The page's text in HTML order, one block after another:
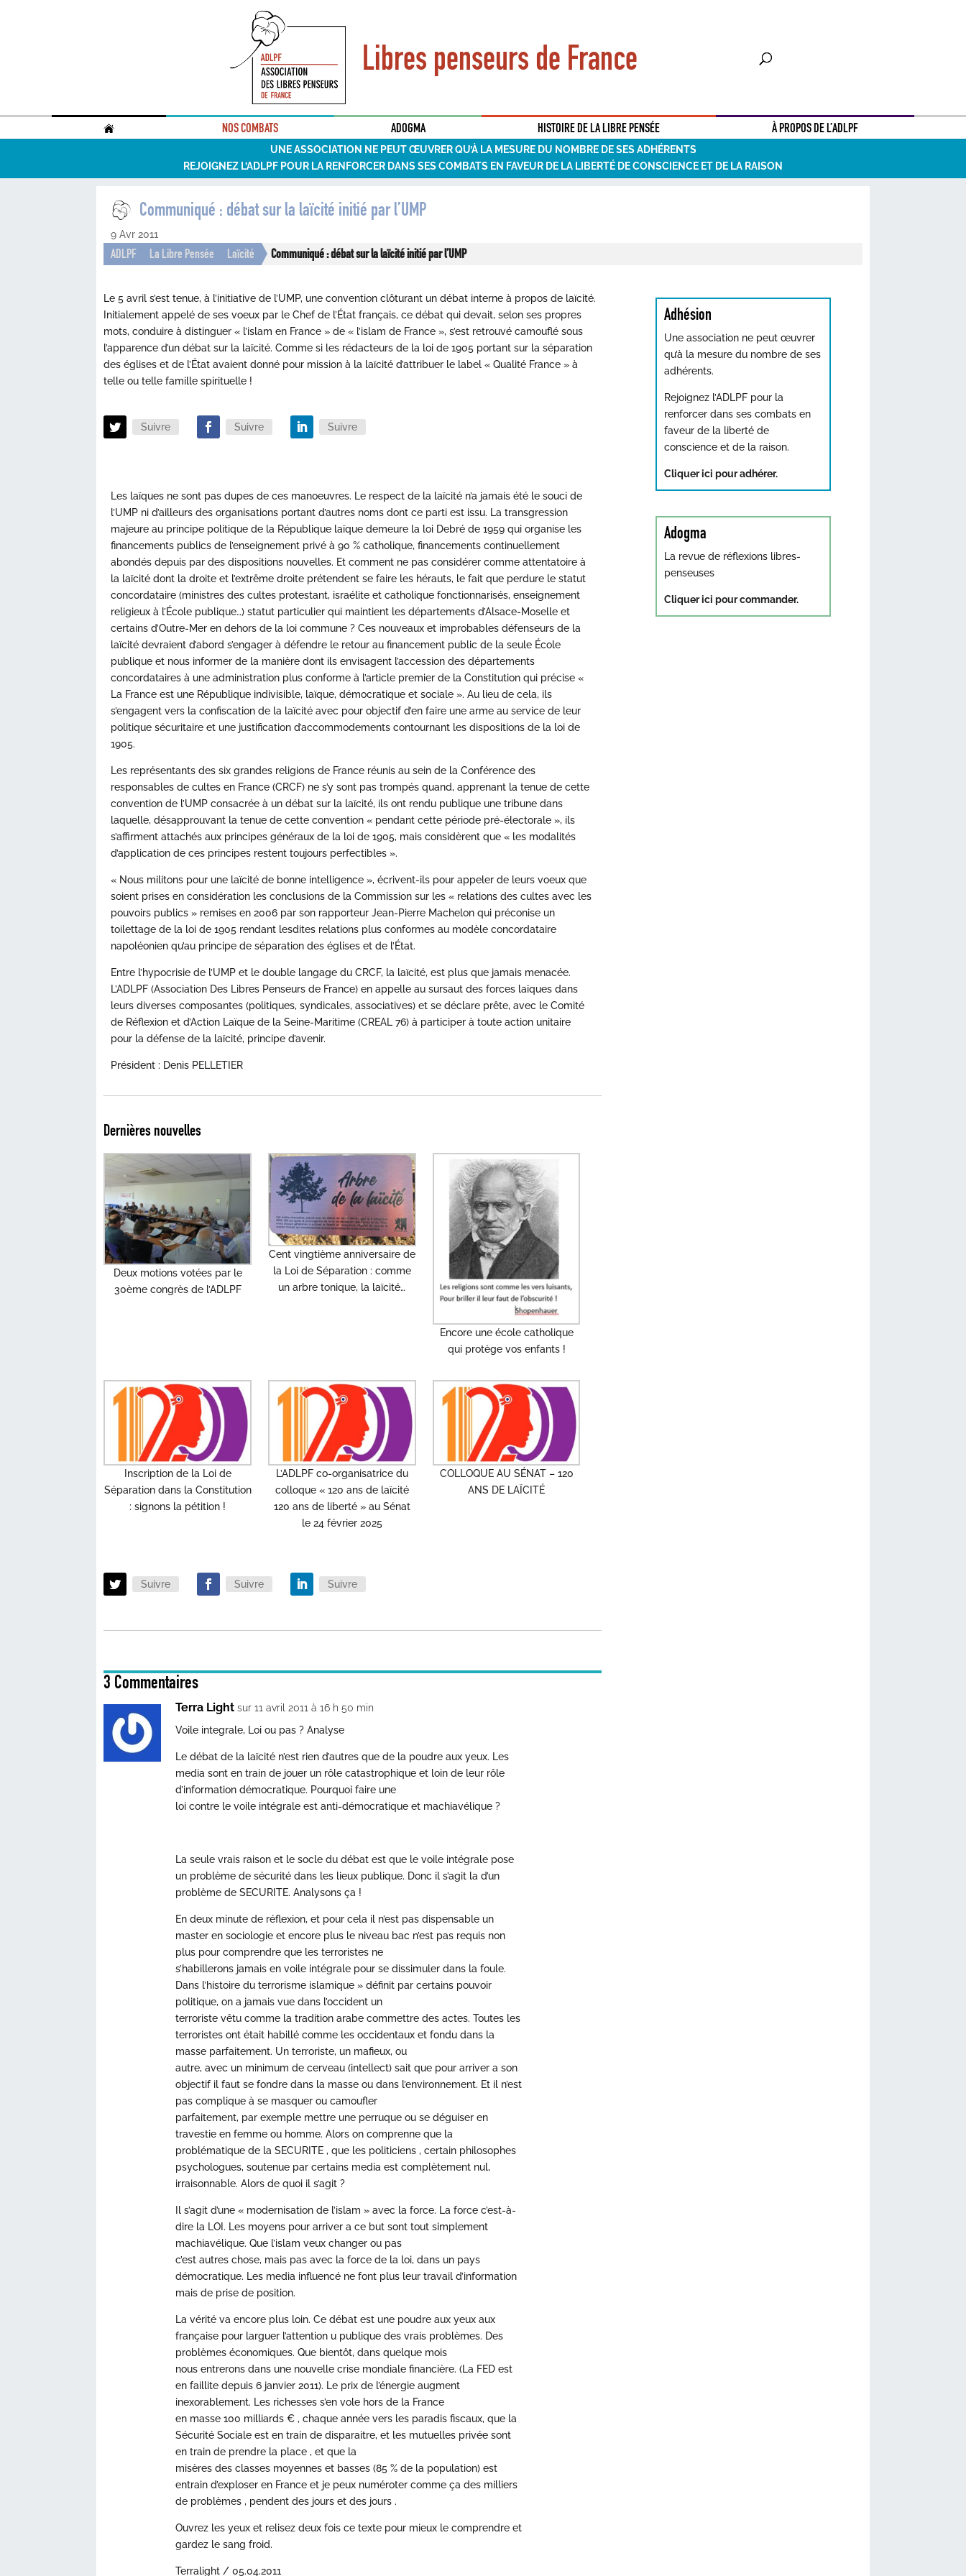
Libres penseurs de France
. NOS COMBATS ADOGMA HISTOIRE DE LA LIBRE PENSÉE À PROPOS DE L’ADLPF
UNE ASSOCIATION NE PEUT ŒUVRER QU’À LA MESURE DU NOMBRE DE SES ADHÉRENTS
REJOIGNEZ L’ADLPF POUR LA RENFORCER DANS SES COMBATS EN FAVEUR DE LA LIBERTÉ DE CONSCIENCE ET DE LA RAISON
Communiqué : débat sur la laïcité initié par l’UMP
9 Avr 2011
ADLPF La Libre Pensée Laïcité Communiqué : débat sur la laïcité initié par l’UMP
Le 5 avril s’est tenue, à l’initiative de l’UMP, une convention clôturant un débat interne à propos de laïcité.
Initialement appelé de ses voeux par le Chef de l’État français, ce débat qui devait, selon ses propres
mots, conduire à distinguer « l’islam en France » de « l’islam de France », s’est retrouvé camouflé sous
l’apparence d’un débat sur la laïcité. Comme si les rédacteurs de la loi de 1905 portant sur la séparation
des églises et de l’État avaient donné pour mission à la laïcité d’attribuer le label « Qualité France » à
telle ou telle famille spirituelle !
Suivre Suivre Suivre
Les laïques ne sont pas dupes de ces manoeuvres. Le respect de la laïcité n’a jamais été le souci de
l’UMP ni d’ailleurs des organisations portant d’autres noms dont ce parti est issu. La transgression
majeure au principe politique de la République laïque demeure la loi Debré de 1959 qui organise les
financements publics de l’enseignement privé à 90 % catholique, financements continuellement
abondés depuis par des dispositions nouvelles. Et comment ne pas considérer comme attentatoire à
la laïcité dont la droite et l’extrême droite prétendent se faire les hérauts, le fait que perdure le statut
concordataire (ministres des cultes protestant, israélite et catholique fonctionnarisés, enseignement
religieux à l’École publique…) statut particulier qui maintient les départements d’Alsace-Moselle et
certains d’Outre-Mer en dehors de la loi commune ? Ces nouveaux et improbables défenseurs de la
laïcité devraient d’abord s’engager à défendre le retour au financement public de la seule École
publique et nous informer de la manière dont ils envisagent l’accession des départements
concordataires à une administration plus conforme à l’article premier de la Constitution qui précise «
La France est une République indivisible, laïque, démocratique et sociale ». Au lieu de cela, ils
s’engagent vers la confiscation de la laïcité avec pour objectif d’en faire une arme au service de leur
politique sécuritaire et une justification d’accommodements contournant les dispositions de la loi de
1905.
Les représentants des six grandes religions de France réunis au sein de la Conférence des
responsables de cultes en France (CRCF) ne s’y sont pas trompés quand, apprenant la tenue de cette
convention de l’UMP consacrée à un débat sur la laïcité, ils ont rendu publique une tribune dans
laquelle, désapprouvant la tenue de cette convention « pendant cette période pré-électorale », ils
s’affirment attachés aux principes généraux de la loi de 1905, mais considèrent que « les modalités
d’application de ces principes restent toujours perfectibles ».
« Nous militons pour une laïcité de bonne intelligence », écrivent-ils pour appeler de leurs voeux que
soient prises en considération les conclusions de la Commission sur les « relations des cultes avec les
pouvoirs publics » remises en 2006 par son rapporteur Jean-Pierre Machelon qui préconise un
toilettage de la loi de 1905 rendant lesdites relations plus conformes au modèle concordataire
napoléonien qu’au principe de séparation des églises et de l’État.
Entre l’hypocrisie de l’UMP et le double langage du CRCF, la laïcité, est plus que jamais menacée.
L’ADLPF (Association Des Libres Penseurs de France) en appelle au sursaut des forces laïques dans
leurs diverses composantes (politiques, syndicales, associatives) et se déclare prête, avec le Comité
de Réflexion et d’Action Laïque de la Seine-Maritime (CREAL 76) à participer à toute action unitaire
pour la défense de la laïcité, principe d’avenir.
Président : Denis PELLETIER
Dernières nouvelles
Deux motions votées par le
30ème congrès de l’ADLPF
Cent vingtième anniversaire de
la Loi de Séparation : comme
un arbre tonique, la laïcité…
Encore une école catholique
qui protège vos enfants !
Inscription de la Loi de
Séparation dans la Constitution
: signons la pétition !
L’ADLPF co-organisatrice du
colloque « 120 ans de laïcité
120 ans de liberté » au Sénat
le 24 février 2025
COLLOQUE AU SÉNAT – 120
ANS DE LAÏCITÉ
Suivre Suivre Suivre
3 Commentaires
Terra Light sur 11 avril 2011 à 16 h 50 min
Voile integrale, Loi ou pas ? Analyse
Le débat de la laïcité n’est rien d’autres que de la poudre aux yeux. Les
media sont en train de jouer un rôle catastrophique et loin de leur rôle
d’information démocratique. Pourquoi faire une
loi contre le voile intégrale est anti-démocratique et machiavélique ?
La seule vrais raison et le socle du débat est que le voile intégrale pose
un problème de sécurité dans les lieux publique. Donc il s’agit la d’un
problème de SECURITE. Analysons ça !
En deux minute de réflexion, et pour cela il n’est pas dispensable un
master en sociologie et encore plus le niveau bac n’est pas requis non
plus pour comprendre que les terroristes ne
s’habillerons jamais en voile intégrale pour se dissimuler dans la foule.
Dans l’histoire du terrorisme islamique » définit par certains pouvoir
politique, on a jamais vue dans l’occident un
terroriste vêtu comme la tradition arabe commettre des actes. Toutes les
terroristes ont était habillé comme les occidentaux et fondu dans la
masse parfaitement. Un terroriste, un mafieux, ou
autre, avec un minimum de cerveau (intellect) sait que pour arriver a son
objectif il faut se fondre dans la masse ou dans l’environnement. Et il n’est
pas complique à se masquer ou camoufler
parfaitement, par exemple mettre une perruque ou se déguiser en
travestie en femme ou homme. Alors on comprenne que la
problématique de la SECURITE , que les politiciens , certain philosophes
psychologues, soutenue par certains media est complètement nul,
irraisonnable. Alors de quoi il s’agit ?
Il s’agit d’une « modernisation de l’islam » avec la force. La force c’est-à-
dire la LOI. Les moyens pour arriver a ce but sont tout simplement
machiavélique. Que l’islam veux changer ou pas
c’est autres chose, mais pas avec la force de la loi, dans un pays
démocratique. Les media influencé ne font plus leur travail d’information
mais de prise de position.
La vérité va encore plus loin. Ce débat est une poudre aux yeux aux
française pour larguer l’attention u publique des vrais problèmes. Des
problèmes économiques. Que bientôt, dans quelque mois
nous entrerons dans une nouvelle crise mondiale financière. (La FED est
en faillite depuis 6 janvier 2011). Le prix de l’énergie augment
inexorablement. Les richesses s’en vole hors de la France
en masse 100 milliards € , chaque année vers les paradis fiscaux, que la
Sécurité Sociale est en train de disparaitre, et les mutuelles privée sont
en train de prendre la place , et que la
misères des classes moyennes et basses (85 % de la population) est
entrain d’exploser en France et je peux numéroter comme ça des milliers
de problèmes , pendent des jours et des jours .
Ouvrez les yeux et relisez deux fois ce texte pour mieux le comprendre et
gardez le sang froid.
Terralight / 05.04.2011
Adhésion
Une association ne peut œuvrer
qu’à la mesure du nombre de ses
adhérents.
Rejoignez l’ADLPF pour la
renforcer dans ses combats en
faveur de la liberté de
conscience et de la raison.
Cliquer ici pour adhérer.
Adogma
La revue de réflexions libres-
penseuses
Cliquer ici pour commander.